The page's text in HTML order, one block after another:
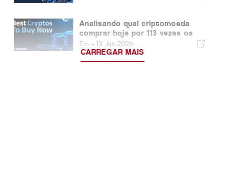
Analisando qual criptomoeda
comprar hoje por 113 vezes os
rendimentos de arbitragem
corporativa de outubro de 2026
Em - 13 Jun 2026
CARREGAR MAIS